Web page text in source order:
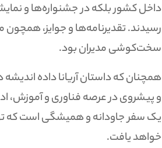
داخل کشور بلکه در جشنواره‌ها و
رسیدند. تقدیرنامه‌ها و جوایز، همچون
سخت‌کوشی مدیران بود.
همچنان که داستان آریانا داده اندیشه
و پیشروی در عرصه فناوری و آموزش،
یک سفر جاودانه و همیشگی است که
خواهد یافت.